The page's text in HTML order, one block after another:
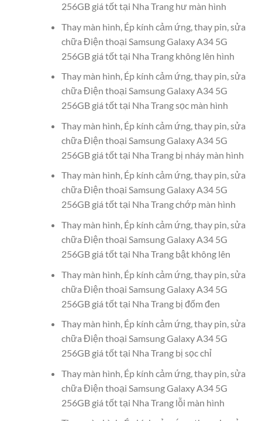
256GB giá tốt tại Nha Trang hư màn hình
Thay màn hình, Ép kính cảm ứng, thay pin, sửa
chữa Điện thoại Samsung Galaxy A34 5G
256GB giá tốt tại Nha Trang không lên hình
Thay màn hình, Ép kính cảm ứng, thay pin, sửa
chữa Điện thoại Samsung Galaxy A34 5G
256GB giá tốt tại Nha Trang sọc màn hình
Thay màn hình, Ép kính cảm ứng, thay pin, sửa
chữa Điện thoại Samsung Galaxy A34 5G
256GB giá tốt tại Nha Trang bị nháy màn hình
Thay màn hình, Ép kính cảm ứng, thay pin, sửa
chữa Điện thoại Samsung Galaxy A34 5G
256GB giá tốt tại Nha Trang chớp màn hình
Thay màn hình, Ép kính cảm ứng, thay pin, sửa
chữa Điện thoại Samsung Galaxy A34 5G
256GB giá tốt tại Nha Trang bật không lên
Thay màn hình, Ép kính cảm ứng, thay pin, sửa
chữa Điện thoại Samsung Galaxy A34 5G
256GB giá tốt tại Nha Trang bị đốm đen
Thay màn hình, Ép kính cảm ứng, thay pin, sửa
chữa Điện thoại Samsung Galaxy A34 5G
256GB giá tốt tại Nha Trang bị sọc chỉ
Thay màn hình, Ép kính cảm ứng, thay pin, sửa
chữa Điện thoại Samsung Galaxy A34 5G
256GB giá tốt tại Nha Trang lỗi màn hình